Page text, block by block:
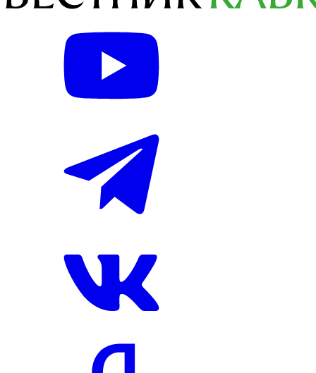
Дербент станет доступнее для
столичных туристов
Опубликовано: 1:35, 8 авг 2026 (UTC+3 MSK)